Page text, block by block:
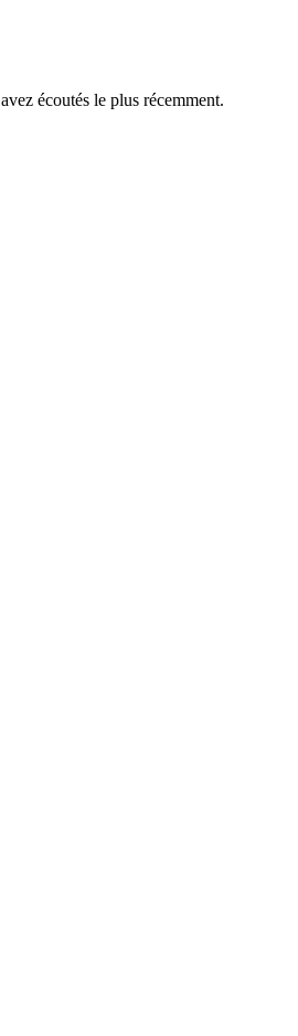
écoutés le plus récemment.